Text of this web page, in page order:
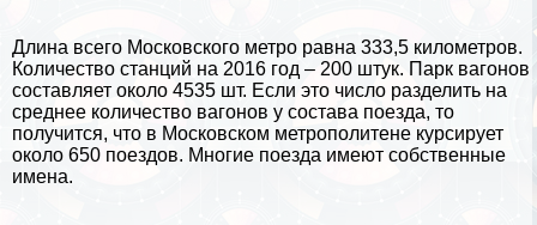
Длина всего Московского метро равна 333,5 километров.
Количество станций на 2016 год – 200 штук. Парк вагонов
составляет около 4535 шт. Если это число разделить на
среднее количество вагонов у состава поезда, то
получится, что в Московском метрополитене курсирует
около 650 поездов. Многие поезда имеют собственные
имена.